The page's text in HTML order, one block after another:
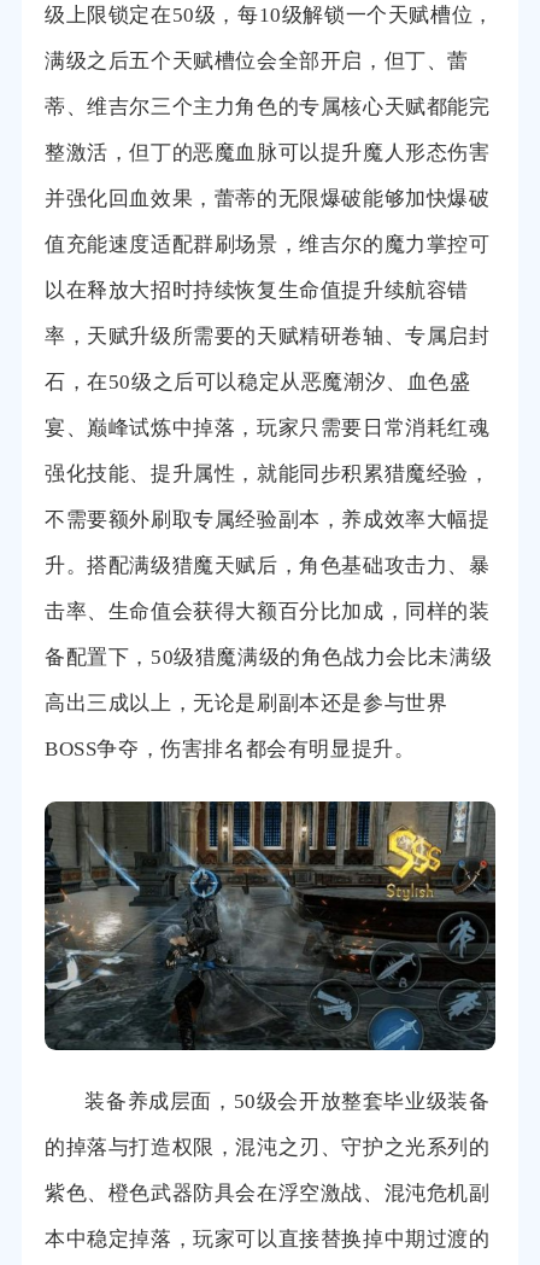
级上限锁定在50级，每10级解锁一个天赋槽位，
满级之后五个天赋槽位会全部开启，但丁、蕾
蒂、维吉尔三个主力角色的专属核心天赋都能完
整激活，但丁的恶魔血脉可以提升魔人形态伤害
并强化回血效果，蕾蒂的无限爆破能够加快爆破
值充能速度适配群刷场景，维吉尔的魔力掌控可
以在释放大招时持续恢复生命值提升续航容错
率，天赋升级所需要的天赋精研卷轴、专属启封
石，在50级之后可以稳定从恶魔潮汐、血色盛
宴、巅峰试炼中掉落，玩家只需要日常消耗红魂
强化技能、提升属性，就能同步积累猎魔经验，
不需要额外刷取专属经验副本，养成效率大幅提
升。搭配满级猎魔天赋后，角色基础攻击力、暴
击率、生命值会获得大额百分比加成，同样的装
备配置下，50级猎魔满级的角色战力会比未满级
高出三成以上，无论是刷副本还是参与世界
BOSS争夺，伤害排名都会有明显提升。
装备养成层面，50级会开放整套毕业级装备
的掉落与打造权限，混沌之刃、守护之光系列的
紫色、橙色武器防具会在浮空激战、混沌危机副
本中稳定掉落，玩家可以直接替换掉中期过渡的